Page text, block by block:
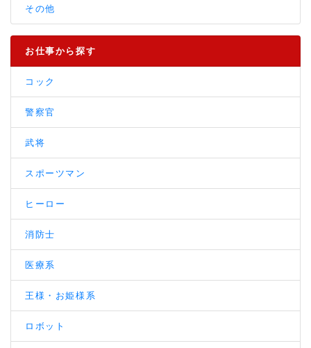
その他
お仕事から探す
コック
警察官
武将
スポーツマン
ヒーロー
消防士
医療系
王様・お姫様系
ロボット